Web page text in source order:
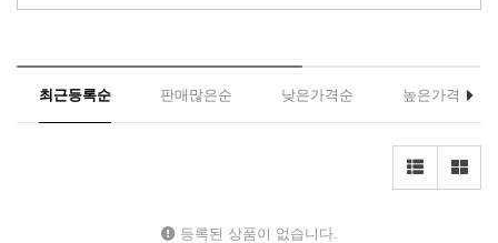
최근등록순 판매많은순 낮은가격순 높은가격순
등록된 상품이 없습니다.